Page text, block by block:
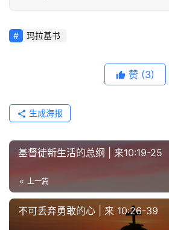
题
赞
敬
拜
神
学
登录 注册
玛拉基书
赞 (3)
生成海报
基督徒新生活的总纲 | 来10:19-25
上一篇
不可丢弃勇敢的心 | 来 10:26-39